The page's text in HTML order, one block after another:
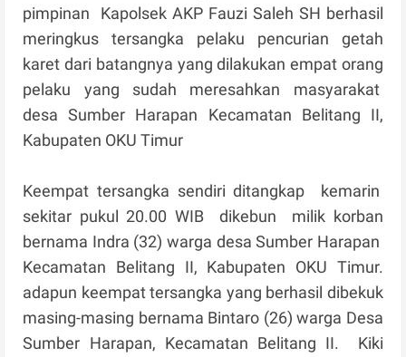
pimpinan Kapolsek AKP Fauzi Saleh SH berhasil
meringkus tersangka pelaku pencurian getah
karet dari batangnya yang dilakukan empat orang
pelaku yang sudah meresahkan masyarakat
desa Sumber Harapan Kecamatan Belitang II,
Kabupaten OKU Timur
Keempat tersangka sendiri ditangkap kemarin
sekitar pukul 20.00 WIB dikebun milik korban
bernama Indra (32) warga desa Sumber Harapan
Kecamatan Belitang II, Kabupaten OKU Timur.
adapun keempat tersangka yang berhasil dibekuk
masing-masing bernama Bintaro (26) warga Desa
Sumber Harapan, Kecamatan Belitang II. Kiki